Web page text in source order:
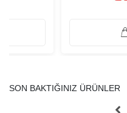
SON BAKTIĞINIZ ÜRÜNLER